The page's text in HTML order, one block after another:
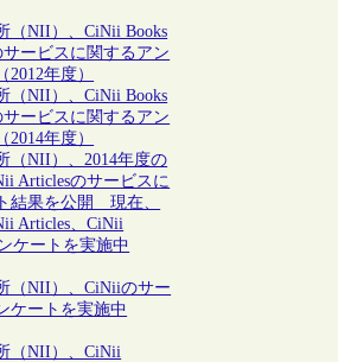
（NII）、CiNii Books
ービスに関するアン
年度）
（NII）、CiNii Books
ービスに関するアン
年度）
（NII）、2014年度の
Articlesのサービスに
結果を公開 現在、
Articles、CiNii
ケートを実施中
（NII）、CiNiiのサー
ケートを実施中
（NII）、CiNii